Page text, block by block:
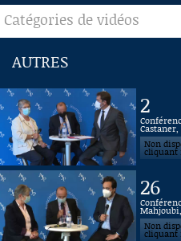
ACCUEIL
EN DIRECT
À LA DEMANDE
RECHERCHE
AIDE À LA DÉCOUPE
DE VIDÉOS
Catégories de vidéos
Questions au
AUTRES
2
Castaner,
Non
cliquant
26
Non
cliquant